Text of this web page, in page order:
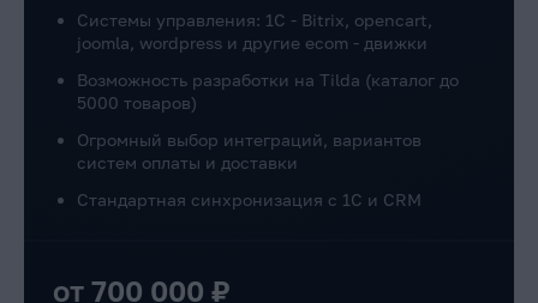
Системы управления: 1C - Bitrix, opencart,
joomla, wordpress и другие ecom - движки
Возможность разработки на Tilda (каталог до
5000 товаров)
Огромный выбор интеграций, вариантов
систем оплаты и доставки
Стандартная синхронизация с 1С и CRM
от 700 000 ₽